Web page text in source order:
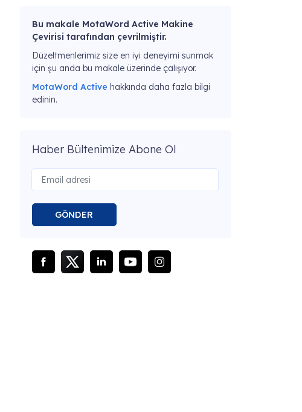
Bu makale MotaWord Active Makine
Çevirisi tarafından çevrilmiştir.
Düzeltmenlerimiz size en iyi deneyimi sunmak
için şu anda bu makale üzerinde çalışıyor.
MotaWord Active hakkında daha fazla bilgi
edinin.
Haber Bültenimize Abone Ol
GÖNDER